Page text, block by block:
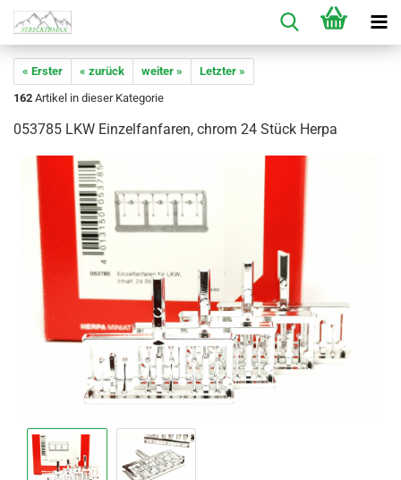
« Erster « zurück weiter »
Letzter »
162 Artikel in dieser Kategorie
053785 LKW Einzelfanfaren, chrom 24 Stück Herpa